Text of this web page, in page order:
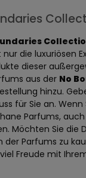
die luxuriösen
dieser
aus der No
hinzu.
für Sie an.
Parfums,
Möchten Sie
Parfums zu
Freude mit